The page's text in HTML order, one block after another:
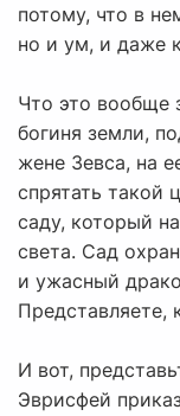
потому, что в
но и ум, и даже
Что это вообще
богиня земли,
жене Зевса, на
спрятать такой
саду, который
света. Сад
и ужасный
Представляете,
И вот,
Эврисфей